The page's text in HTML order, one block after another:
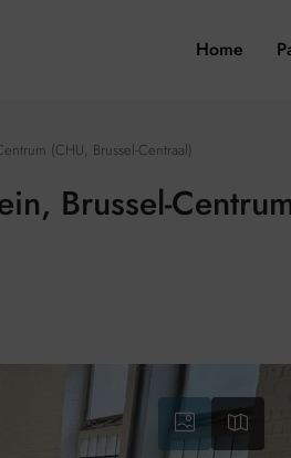
Home
(CHU, Brussel-Centraal)
Brussel-